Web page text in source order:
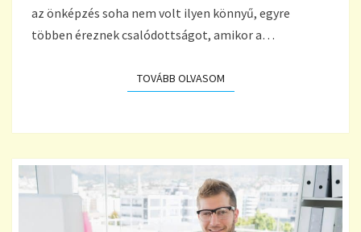
az önképzés soha nem volt ilyen könnyű, egyre
többen éreznek csalódottságot, amikor a…
TOVÁBB OLVASOMTOVÁBB OLVASOM